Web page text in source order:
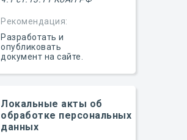
Рекомендация:
Разработать и
опубликовать
документ на сайте.
Локальные акты об
обработке персональных
данных